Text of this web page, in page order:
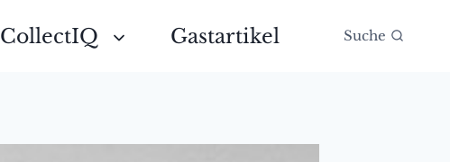
CollectIQ Gastartikel Suche